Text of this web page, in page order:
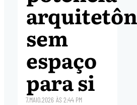
sem
espaço
para si
7.MAIO.2026 ÀS2:44 PM